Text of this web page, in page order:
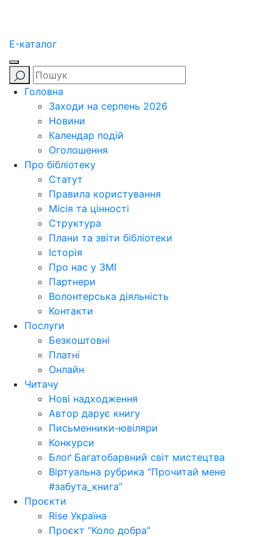
E-каталог
Головна
Заходи на серпень 2026
Новини
Календар подій
Оголошення
Про бібліотеку
Статут
Правила користування
Місія та цінності
Структура
Плани та звіти бібліотеки
Історія
Про нас у ЗМІ
Партнери
Волонтерська діяльність
Контакти
Послуги
Безкоштовні
Платні
Онлайн
Читачу
Нові надходження
Автор дарує книгу
Письменники-ювіляри
Конкурси
Блоґ Багатобарвний світ мистецтва
Віртуальна рубрика “Прочитай мене
#забута_книга”
Проєкти
Rise Україна
Проєкт “Коло добра”